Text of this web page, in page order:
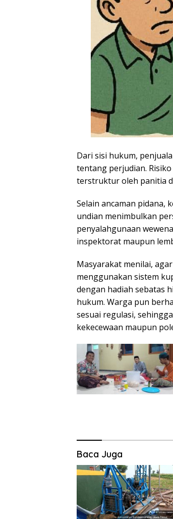
Dari sisi hukum,
tentang perjudian.
terstruktur oleh panitia
Selain ancaman pidana,
undian menimbulkan
penyalahgunaan
inspektorat maupun
Masyarakat menilai,
menggunakan sistem
dengan hadiah sebatas
hukum. Warga pun
sesuai regulasi,
kekecewaan maupun
Baca Juga